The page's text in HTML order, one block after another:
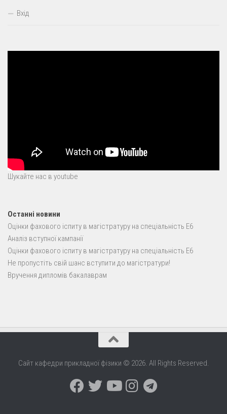
Вхід
Шукайте нас в youtube
Останні новини
Оцінки фахового іспиту в магістратуру на спеціальність E6
Аналіз вступної кампанії
Оцінки фахового іспиту в магістратуру на спеціальність E6
Не пропустіть свій шанс вступити до магістратури!
Вручення дипломів бакалаврам
Сайт кафедри прикладної фізики © 2026. All Rights Reserved.